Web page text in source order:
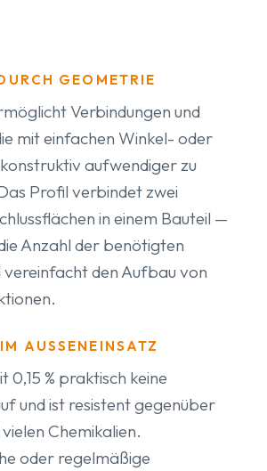
GEOMETRIE
Verbindungen und
mit einfachen Winkel- oder
aufwendiger zu
Profil verbindet zwei
in einem Bauteil —
Anzahl der benötigten
vereinfacht den Aufbau von
AUSSENEINSATZ
0,15 % praktisch keine
und ist resistent gegenüber
Chemikalien.
oder regelmäßige